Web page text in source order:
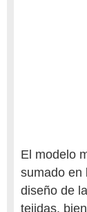
El modelo
sumado en
diseño de
tejidas,